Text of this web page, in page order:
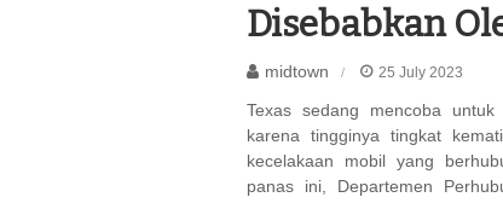
Disebabkan
midtown 25 July 2023
Texas sedang mencoba
karena tingginya tingkat
kecelakaan mobil yang
panas ini, Departemen